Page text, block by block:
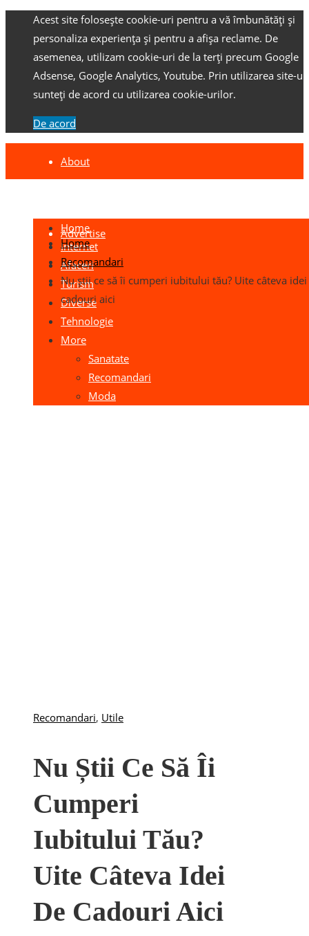
Acest site folosește cookie-uri pentru a vă îmbunătăți și
personaliza experiența și pentru a afișa reclame. De
asemenea, utilizam cookie-uri de la terți precum Google
Adsense, Google Analytics, Youtube. Prin utilizarea site-
sunteți de acord cu utilizarea cookie-urilor.
De acord
About
Advertise
Home
Internet
Afaceri
Turism
Diverse
Tehnologie
More
Sanatate
Recomandari
Moda
Home
Recomandari
Nu știi ce să îi cumperi iubitului tău? Uite câteva
cadouri aici
Recomandari, Utile
Nu Știi Ce Să Îi
Cumperi
Iubitului Tău?
Uite Câteva Idei
De Cadouri Aici